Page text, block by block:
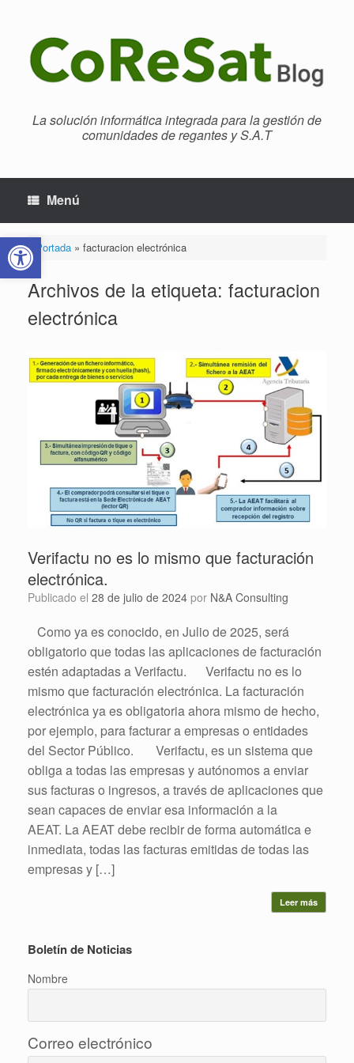
Abrir barra de herramientas
contenido
La solución informática integrada para la gestión de
comunidades de regantes y S.A.T
Menú
Portada» facturacion electrónica
Archivos de la etiqueta: facturacion
electrónica
Verifactu no es lo mismo que facturación
electrónica.
Publicado el 28 de julio de 2024 por N&A Consulting
Como ya es conocido, en Julio de 2025, será
obligatorio que todas las aplicaciones de facturación
estén adaptadas a Verifactu. Verifactu no es lo
mismo que facturación electrónica. La facturación
electrónica ya es obligatoria ahora mismo de hecho,
por ejemplo, para facturar a empresas o entidades
del Sector Público. Verifactu, es un sistema que
obliga a todas las empresas y autónomos a enviar
sus facturas o ingresos, a través de aplicaciones que
sean capaces de enviar esa información a la
AEAT. La AEAT debe recibir de forma automática e
inmediata, todas las facturas emitidas de todas las
empresas y […]
Leer más
Boletín de Noticias
Nombre
Correo electrónico